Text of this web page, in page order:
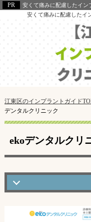
安くて痛みに配慮したイン
安くて痛みに配慮したイ
江東区のインプラントガイド
デンタルクリニック
ekoデンタルクリ
全世代のお口の健